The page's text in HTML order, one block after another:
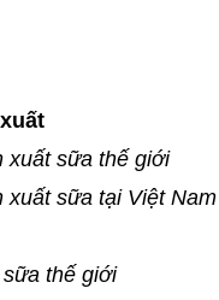
xuất
xuất sữa thế giới
xuất sữa tại Việt Nam
sữa thế giới